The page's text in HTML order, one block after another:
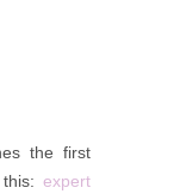
the first
expert